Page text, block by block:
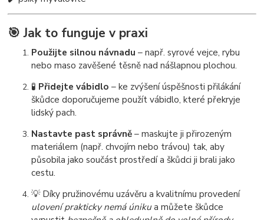
🎯Jak to funguje v praxi
Použijte silnou návnadu – např. syrové vejce, rybu
nebo maso zavěšené těsně nad nášlapnou plochou.
🧪 Přidejte vábidlo – ke zvýšení úspěšnosti přilákání
škůdce doporučujeme použít vábidlo, které překryje
lidský pach.
Nastavte past správně– maskujte ji přirozeným
materiálem (např. chvojím nebo trávou) tak, aby
působila jako součást prostředí a škůdci ji brali jako
cestu.
💡 Díky pružinovému uzávěru a kvalitnímu provedení
ulovení prakticky nemá únikua můžete škůdce